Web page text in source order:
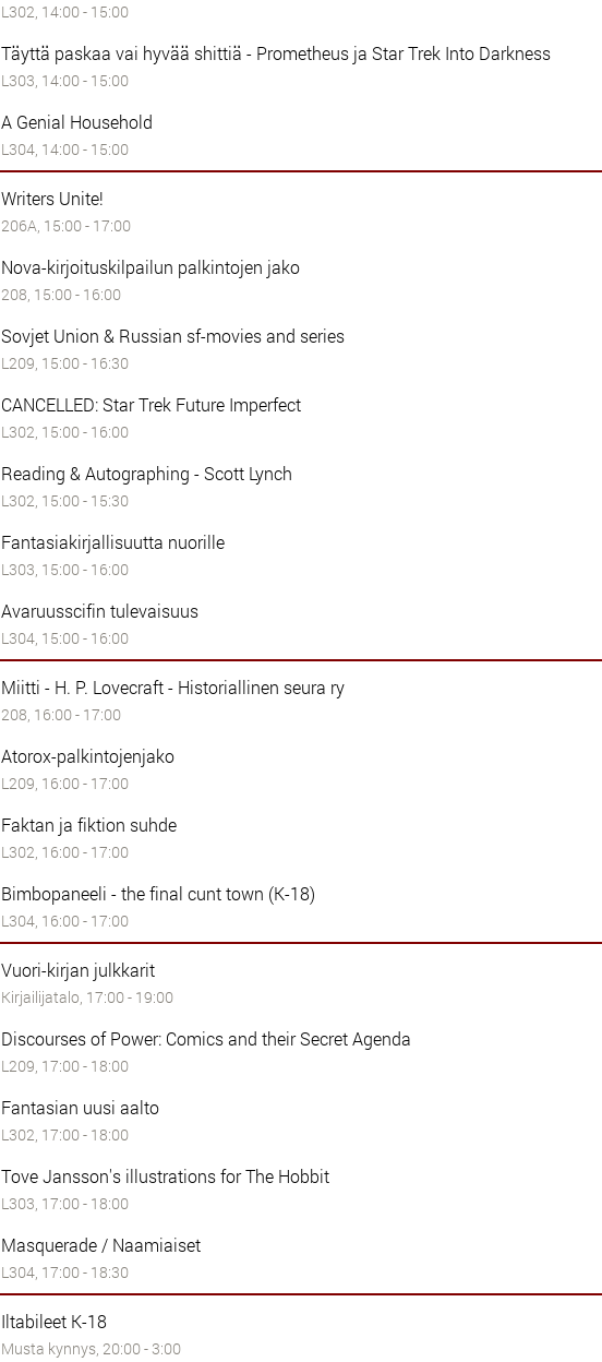
L302, 14:00 - 15:00
Täyttä paskaa vai hyvää shittiä - Prometheus ja Star Trek Into Darkness
L303, 14:00 - 15:00
A Genial Household
L304, 14:00 - 15:00
Writers Unite!
206A, 15:00 - 17:00
Nova-kirjoituskilpailun palkintojen jako
208, 15:00 - 16:00
Sovjet Union & Russian sf-movies and series
L209, 15:00 - 16:30
CANCELLED: Star Trek Future Imperfect
L302, 15:00 - 16:00
Reading & Autographing - Scott Lynch
L302, 15:00 - 15:30
Fantasiakirjallisuutta nuorille
L303, 15:00 - 16:00
Avaruusscifin tulevaisuus
L304, 15:00 - 16:00
Miitti - H. P. Lovecraft - Historiallinen seura ry
208, 16:00 - 17:00
Atorox-palkintojenjako
L209, 16:00 - 17:00
Faktan ja fiktion suhde
L302, 16:00 - 17:00
Bimbopaneeli - the final cunt town (K-18)
L304, 16:00 - 17:00
Vuori-kirjan julkkarit
Kirjailijatalo, 17:00 - 19:00
Discourses of Power: Comics and their Secret Agenda
L209, 17:00 - 18:00
Fantasian uusi aalto
L302, 17:00 - 18:00
Tove Jansson's illustrations for The Hobbit
L303, 17:00 - 18:00
Masquerade / Naamiaiset
L304, 17:00 - 18:30
Iltabileet K-18
Musta kynnys, 20:00 - 3:00